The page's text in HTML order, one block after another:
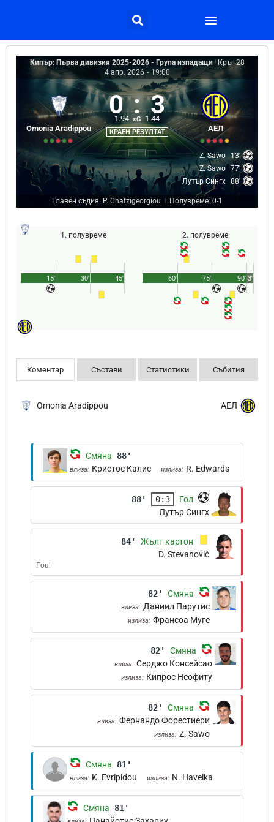
Кипър: Първа дивизия 2025-2026 - Група изпадащи
Кръг 28
4 апр. 2026 - 19:00
Omonia Aradippou
0 : 3
1.94 xG 1.44
КРАЕН РЕЗУЛТАТ АЕЛ
Z. Sawo 13'
Z. Sawo 77'
Лутър Сингх 88'
Главен съдия: P. Chatzigeorgiou Полувреме: 0-1
1. полувреме
45'
15' 30'
2. полувреме
90'
60' 75' 3'
Коментар Състави Статистики Събития
Omonia Aradippou АЕЛ
Смяна 88'
влиза: Кристос Калис излиза: R. Edwards
88' 0:3
Гол
Лутър Сингх
84'
Жълт картон
D. Stevanović
Foul
82' Смяна
влиза: Даниил Парутис
излиза: Франсоа Муге
82' Смяна
влиза: Серджо Консейсао
излиза: Кипрос Неофиту
82' Смяна
влиза: Фернандо Форестиери
излиза: Z. Sawo
Смяна 81'
влиза: K. Evripidou излиза: N. Havelka
Смяна 81'